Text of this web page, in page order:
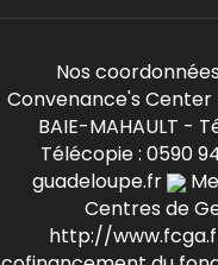
Nos coordonnées
Convenance's Center
BAIE-MAHAULT -
Télécopie : 0590
guadeloupe.fr
Centres de
http://